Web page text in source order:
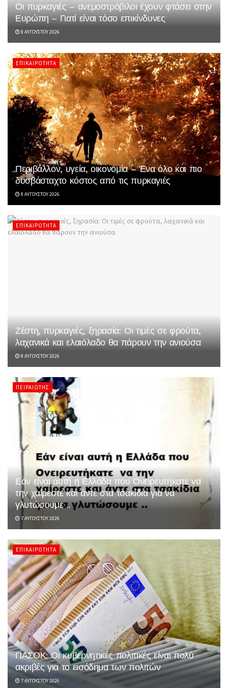
Οι πυρκαγιές – ανεμοστρόβιλοι έχουν φτάσει στην
Ευρώπη – Γιατί είναι τόσο επικίνδυνες
8 ΑΥΓΟΎΣΤΟΥ 2026
ΕΠΙΚΑΙΡΌΤΗΤΑ
Περιβάλλον, υγεία, οικονομία – Ένα όλο και πιο
δυσβάσταχτο κόστος από τις πυρκαγιές
8 ΑΥΓΟΎΣΤΟΥ 2026
ΕΠΙΚΑΙΡΌΤΗΤΑ
Ζέστη, πυρκαγιές, ξηρασία: Οι τιμές σε φρούτα,
λαχανικά και ελαιόλαδο θα πάρουν την ανιούσα
8 ΑΥΓΟΎΣΤΟΥ 2026
ΠΕΙΡΑΙΏΤΗΣ
Εάν είναι αυτή η Ελλάδα που Ονειρευτήκατε να
την χαίρεστε και άντε στα τσακίδια για να
γλυτώσουμε ..
7 ΑΥΓΟΎΣΤΟΥ 2026
ΕΠΙΚΑΙΡΌΤΗΤΑ
ΠΑΣΟΚ: Οι κυβερνητικές πολιτικές είναι πολύ
ακριβές για το εισόδημα των πολιτών
7 ΑΥΓΟΎΣΤΟΥ 2026